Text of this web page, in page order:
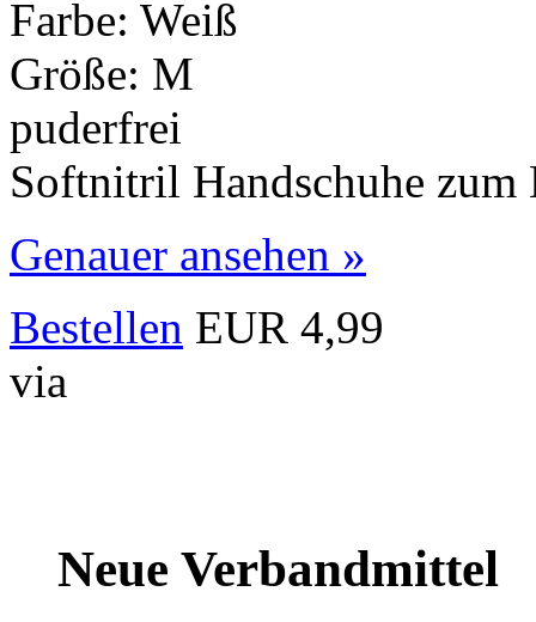
Farbe: Weiß
Größe: M
puderfrei
Softnitril Handschuhe zum
Genauer ansehen »
Bestellen EUR 4,99
via
Neue Verbandmittel